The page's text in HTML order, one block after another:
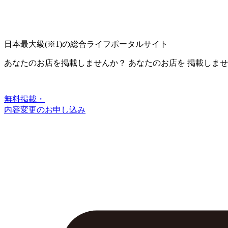
日本最大級(※1)の総合ライフポータルサイト
あなたのお店を掲載しませんか？ あなたのお店を 掲載しま
無料掲載・
内容変更のお申し込み